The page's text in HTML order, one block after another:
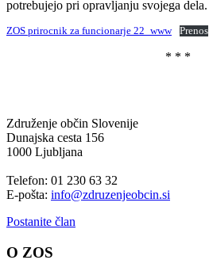
potrebujejo pri opravljanju svojega dela.
ZOS prirocnik za funcionarje 22_www Prenos
* * *
Združenje občin Slovenije
Dunajska cesta 156
1000 Ljubljana
Telefon: 01 230 63 32
E-pošta: info@zdruzenjeobcin.si
Postanite član
O ZOS